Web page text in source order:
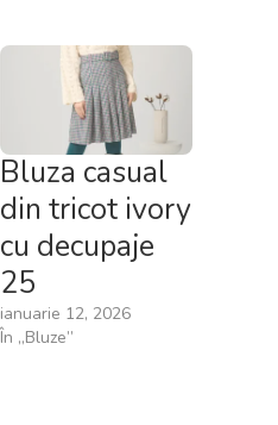
Bluza casual
din tricot ivory
cu decupaje
25
ianuarie 12, 2026
În „Bluze”